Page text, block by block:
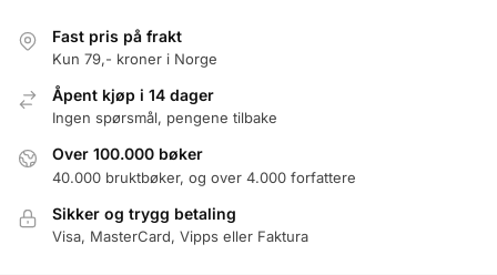
Fast pris på frakt
Kun 79,- kroner i Norge
Åpent kjøp i 14 dager
Ingen spørsmål, pengene tilbake
Over 100.000 bøker
40.000 bruktbøker, og over 4.000 forfattere
Sikker og trygg betaling
Visa, MasterCard, Vipps eller Faktura